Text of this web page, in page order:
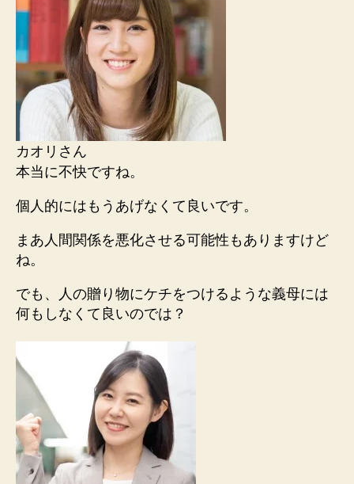
カオリさん
本当に不快ですね。
個人的にはもうあげなくて良いです。
まあ人間関係を悪化させる可能性もありますけど
ね。
でも、人の贈り物にケチをつけるような義母には
何もしなくて良いのでは？